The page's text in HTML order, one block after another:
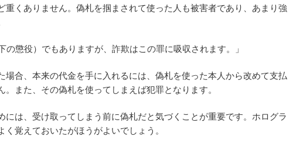
重くありません。偽札を掴まされて使った人も被害者であり、あまり強
の懲役）でもありますが、詐欺はこの罪に吸収されます。」
場合、本来の代金を手に入れるには、偽札を使った本人から改めて支払
。また、その偽札を使ってしまえば犯罪となります。
には、受け取ってしまう前に偽札だと気づくことが重要です。ホログラ
く覚えておいたがほうがよいでしょう。